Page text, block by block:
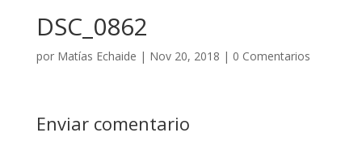
DSC_0862
por Matías Echaide | Nov 20, 2018 | 0 Comentarios
Enviar comentario